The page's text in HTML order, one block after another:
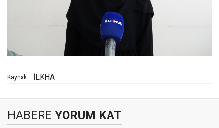
Kaynak: İLKHA
HABERE YORUM KAT